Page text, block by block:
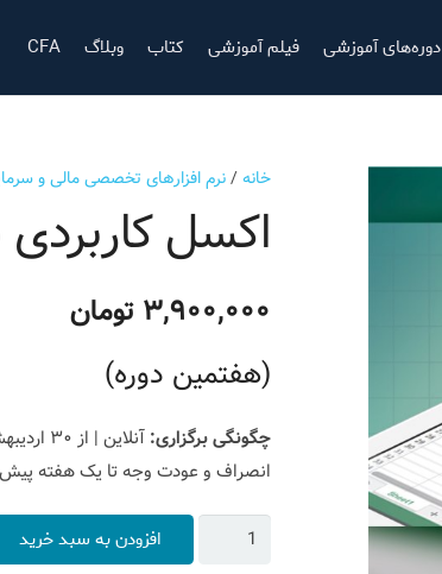
دوره‌های آموزشی فیلم آموزشی کتاب وبلاگ CFA
خانه/نرم افزارهای تخصصی مالی و
اکسل کاربردی
۳,۹۰۰,۰۰۰ تومان
(هفتمین دوره)
چگونگی برگزاری: آنلاین | از ۳۰ اردیبهشت ۱۴۰۵ | ۱۶ ساعت | روزهای زوج | ۱۹:۰۰ تا ۲۱:۰۰
انصراف و عودت وجه تا یک هفته پیش از آغاز دوره، با کسر ۳۰% از مبلغ ثبت‌نام و
اکسل
افزودن به سبد خرید